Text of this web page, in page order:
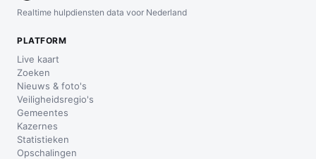
Realtime hulpdiensten data voor Nederland
PLATFORM
Live kaart
Zoeken
Nieuws & foto's
Veiligheidsregio's
Gemeentes
Kazernes
Statistieken
Opschalingen